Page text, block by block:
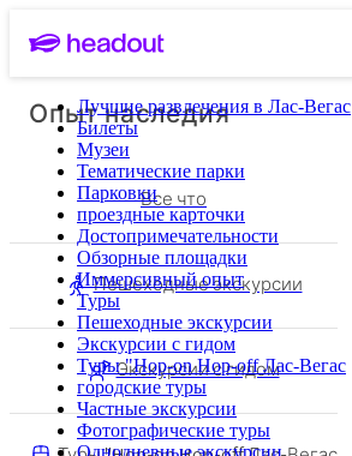
Лучшие развлечения в Лас-Вегас
Билеты
Музеи
Тематические парки
Парковки
проездные карточки
Достопримечательности
Обзорные площадки
Иммерсивный опыт
Туры
Пешеходные экскурсии
Экскурсии с гидом
Туры "Hop-on Hop-off Лас-Вегас
городские туры
Частные экскурсии
Фотографические туры
Однодневные экскурсии
Опыт наследия
Все что
Пешеходные экскурсии
Экскурсии с гидом